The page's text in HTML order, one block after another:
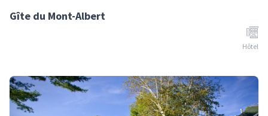
Gîte du Mont-Albert
Hôtel